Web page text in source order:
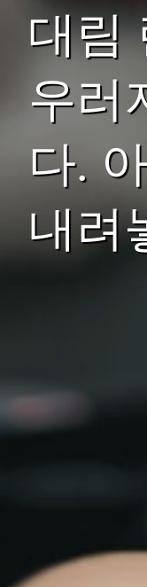
대림
우러
다.
내려